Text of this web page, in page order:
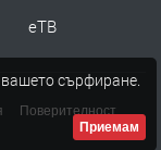
преди 6 дни
еТВ
Поверителност
вашето сърфиране.
Приемам